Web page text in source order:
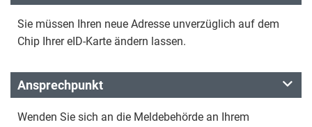
Sie müssen Ihren neue Adresse unverzüglich auf dem
Chip Ihrer eID-Karte ändern lassen.
Ansprechpunkt
Wenden Sie sich an die Meldebehörde an Ihrem